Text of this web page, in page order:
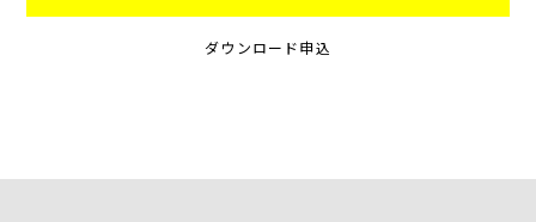
ダウンロード申込